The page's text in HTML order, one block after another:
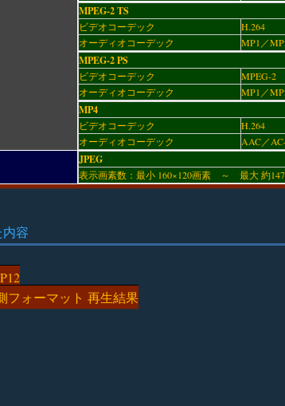
MPEG-2 TS
ビデオコーデック
H.264
オーディオコーデック
MP1／
MPEG-2 PS
ビデオコーデック
MPEG-2
オーディオコーデック
MP1／
MP4
ビデオコーデック
H.264
オーディオコーデック
AAC／
JPEG
表示画素数：最小 160×120画素 ～ 最大 約
容
ォーマット 再生結果